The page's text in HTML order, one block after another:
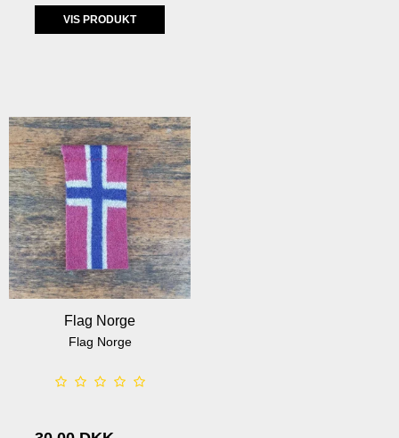
VIS PRODUKT
Flag Norge
Flag Norge